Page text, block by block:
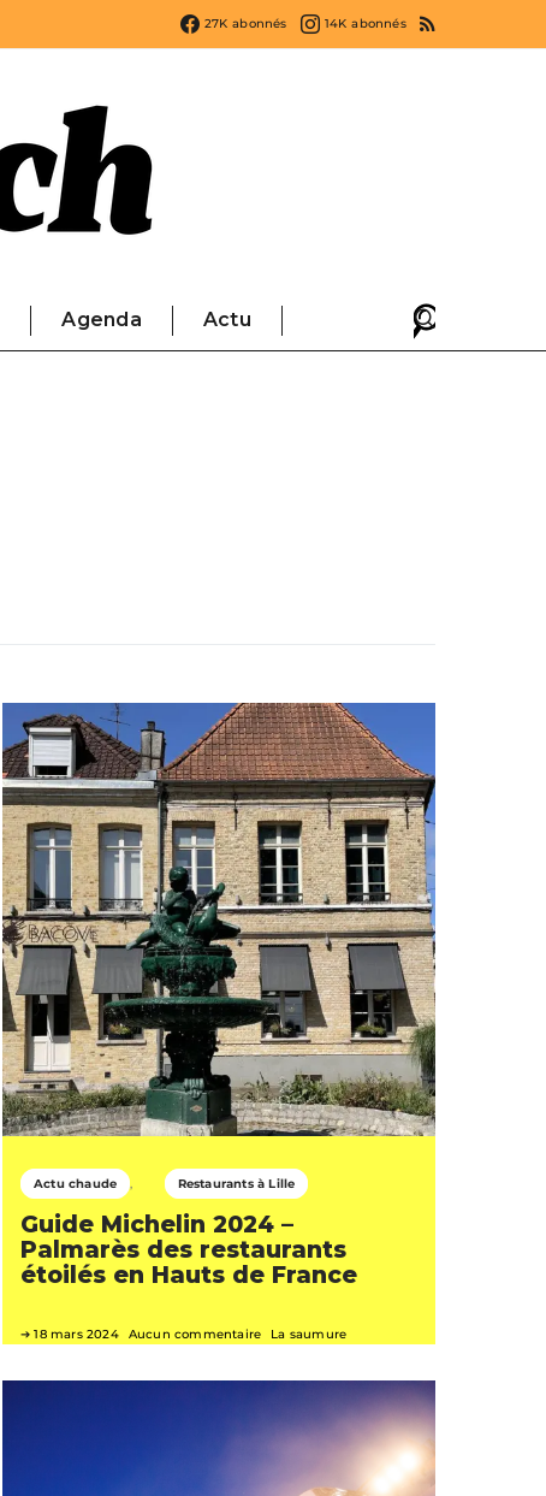
27K abonnés 14K abonnés
Agenda Actu
Actu chaude Restaurants à Lille
Guide Michelin 2024 –
Palmarès des restaurants
étoilés en Hauts de France
18 mars 2024 Aucun commentaire La saumure